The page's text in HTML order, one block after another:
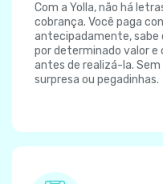
Com a Yolla, não há
cobrança. Você paga
antecipadamente,
por determinado valor e
antes de realizá-la.
surpresa ou pegadinhas.